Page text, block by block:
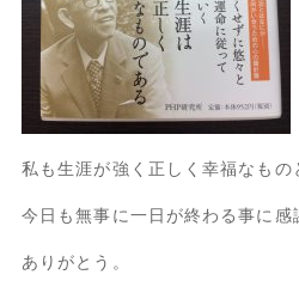
私も生涯が強く正しく幸福なもの
今日も無事に一日が終わる事に感
ありがとう。